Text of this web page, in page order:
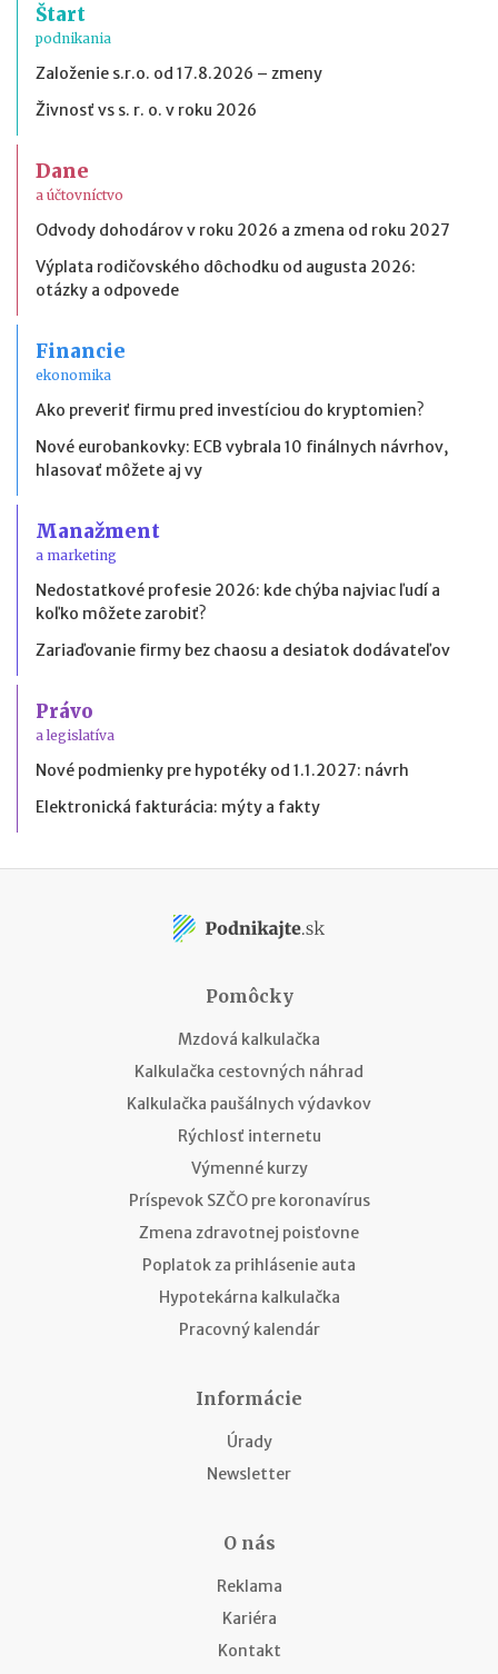
Štart
podnikania
Založenie s.r.o. od 17.8.2026 – zmeny
Živnosť vs s. r. o. v roku 2026
Dane
a účtovníctvo
Odvody dohodárov v roku 2026 a zmena od roku 2027
Výplata rodičovského dôchodku od augusta 2026:
otázky a odpovede
Financie
ekonomika
Ako preveriť firmu pred investíciou do kryptomien?
Nové eurobankovky: ECB vybrala 10 finálnych návrhov,
hlasovať môžete aj vy
Manažment
a marketing
Nedostatkové profesie 2026: kde chýba najviac ľudí a
koľko môžete zarobiť?
Zariaďovanie firmy bez chaosu a desiatok dodávateľov
Právo
a legislatíva
Nové podmienky pre hypotéky od 1.1.2027: návrh
Elektronická fakturácia: mýty a fakty
Pomôcky
Mzdová kalkulačka
Kalkulačka cestovných náhrad
Kalkulačka paušálnych výdavkov
Rýchlosť internetu
Výmenné kurzy
Príspevok SZČO pre koronavírus
Zmena zdravotnej poisťovne
Poplatok za prihlásenie auta
Hypotekárna kalkulačka
Pracovný kalendár
Informácie
Úrady
Newsletter
O nás
Reklama
Kariéra
Kontakt